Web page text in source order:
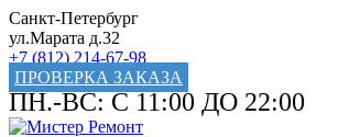
Санкт-Петербург
ул.Марата д.32
+7 (812) 214-67-98
ПРОВЕРКА ЗАКАЗА
ПН.-ВС: С 11:00 ДО 22:00